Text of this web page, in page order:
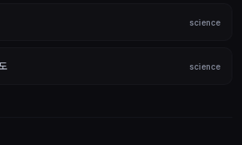
science
science